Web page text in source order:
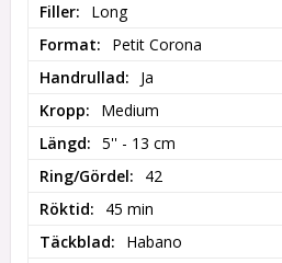
Filler
Long
Format
Petit Corona
Handrullad
Ja
Kropp
Medium
Längd
5'' - 13 cm
Ring/Gördel
42
Röktid
45 min
Täckblad
Habano